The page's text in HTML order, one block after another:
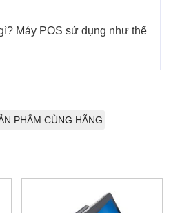
Máy POS sử dụng như thế
PHẨM CÙNG HÃNG